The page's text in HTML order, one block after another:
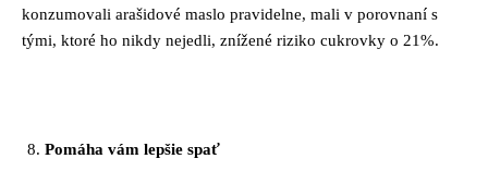
konzumovali arašidové maslo pravidelne, mali v porovnaní s
tými, ktoré ho nikdy nejedli, znížené riziko cukrovky o 21%.
Pomáha vám lepšie spať